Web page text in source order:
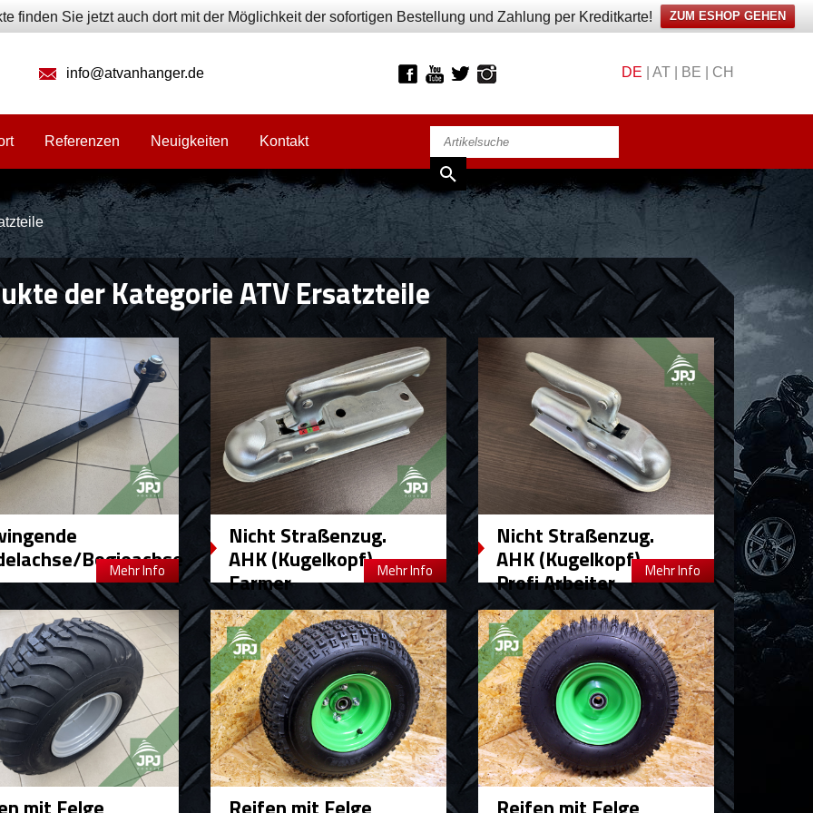
finden Sie jetzt auch dort mit der Möglichkeit der sofortigen Bestellung und Zahlung per Kreditkarte! ZUM ESHOP GEHEN
info@atvanhanger.de DE AT| BE CH
Referenzen Neuigkeiten Kontakt
der Kategorie ATV Ersatzteile
Bogieachse
Mehr Info
Nicht Straßenzug.
AHK (Kugelkopf) –
Farmer Mehr Info
Nicht Straßenzug.
AHK (Kugelkopf) –
Profi Arbeiter Mehr Info